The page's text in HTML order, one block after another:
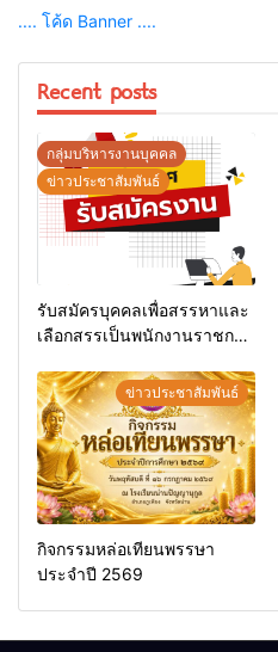
.... โค้ด Banner ....
Recent posts
กลุ่มบริหารงานบุคคล
ข่าวประชาสัมพันธ์
รับสมัครบุคคลเพื่อสรรหาและ
เลือกสรรเป็นพนักงานราชการ
ข่าวประชาสัมพันธ์
กิจกรรมหล่อเทียนพรรษา
ประจำปี 2569